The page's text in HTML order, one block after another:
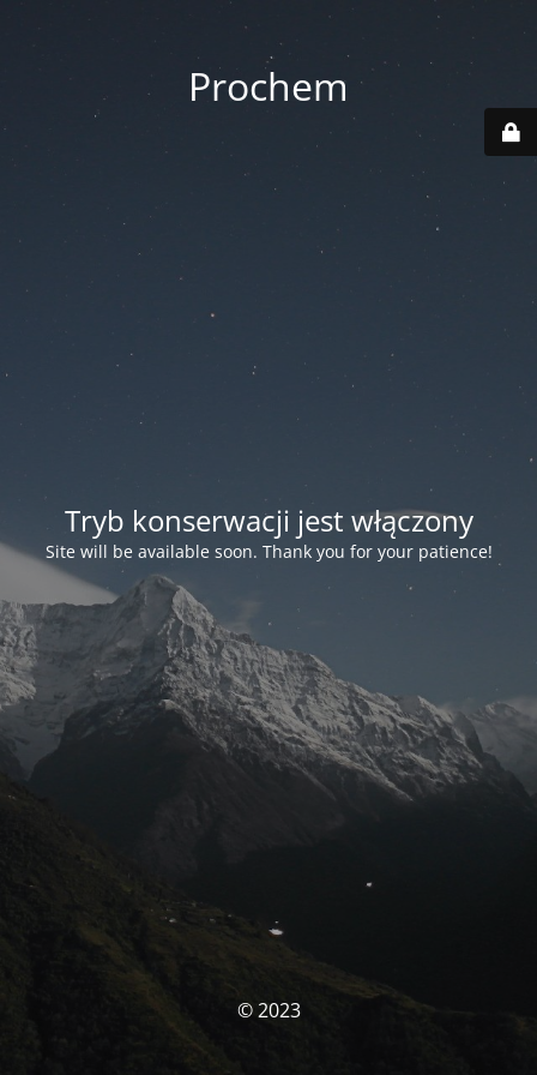
Prochem
Tryb konserwacji jest włączony
Site will be available soon. Thank you for your patience!
© 2023